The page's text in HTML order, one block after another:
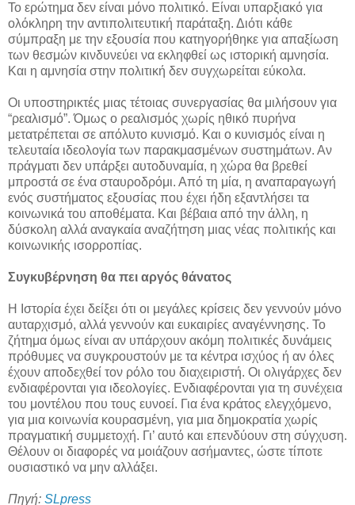
Το ερώτημα δεν είναι μόνο πολιτικό. Είναι υπαρξιακό για
ολόκληρη την αντιπολιτευτική παράταξη. Διότι κάθε
σύμπραξη με την εξουσία που κατηγορήθηκε για απαξίωση
των θεσμών κινδυνεύει να εκληφθεί ως ιστορική αμνησία.
Και η αμνησία στην πολιτική δεν συγχωρείται εύκολα.
Οι υποστηρικτές μιας τέτοιας συνεργασίας θα μιλήσουν για
“ρεαλισμό”. Όμως ο ρεαλισμός χωρίς ηθικό πυρήνα
μετατρέπεται σε απόλυτο κυνισμό. Και ο κυνισμός είναι η
τελευταία ιδεολογία των παρακμασμένων συστημάτων. Αν
πράγματι δεν υπάρξει αυτοδυναμία, η χώρα θα βρεθεί
μπροστά σε ένα σταυροδρόμι. Από τη μία, η αναπαραγωγή
ενός συστήματος εξουσίας που έχει ήδη εξαντλήσει τα
κοινωνικά του αποθέματα. Και βέβαια από την άλλη, η
δύσκολη αλλά αναγκαία αναζήτηση μιας νέας πολιτικής και
κοινωνικής ισορροπίας.
Συγκυβέρνηση θα πει αργός θάνατος
Η Ιστορία έχει δείξει ότι οι μεγάλες κρίσεις δεν γεννούν μόνο
αυταρχισμό, αλλά γεννούν και ευκαιρίες αναγέννησης. Το
ζήτημα όμως είναι αν υπάρχουν ακόμη πολιτικές δυνάμεις
πρόθυμες να συγκρουστούν με τα κέντρα ισχύος ή αν όλες
έχουν αποδεχθεί τον ρόλο του διαχειριστή. Οι ολιγάρχες δεν
ενδιαφέρονται για ιδεολογίες. Ενδιαφέρονται για τη συνέχεια
του μοντέλου που τους ευνοεί. Για ένα κράτος ελεγχόμενο,
για μια κοινωνία κουρασμένη, για μια δημοκρατία χωρίς
πραγματική συμμετοχή. Γι’ αυτό και επενδύουν στη σύγχυση.
Θέλουν οι διαφορές να μοιάζουν ασήμαντες, ώστε τίποτε
ουσιαστικό να μην αλλάξει.
Πηγή: SLpress